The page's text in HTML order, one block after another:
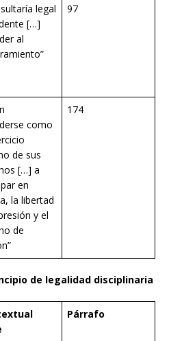
legal
[…]
al
97
como
de sus
[…] a
en
la libertad
y el
de
174
de legalidad disciplinaria
Párrafo